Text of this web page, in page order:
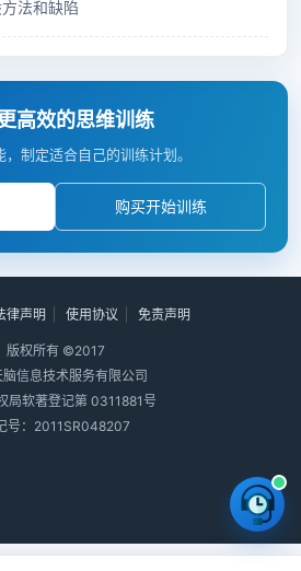
法和缺陷
高效的思维训练
，制定适合自己的训练计划。
购买开始训练
律声明 使用协议 免责声明
版权所有 ©2017
信息技术服务有限公司
局软著登记第 0311881号
号：2011SR048207